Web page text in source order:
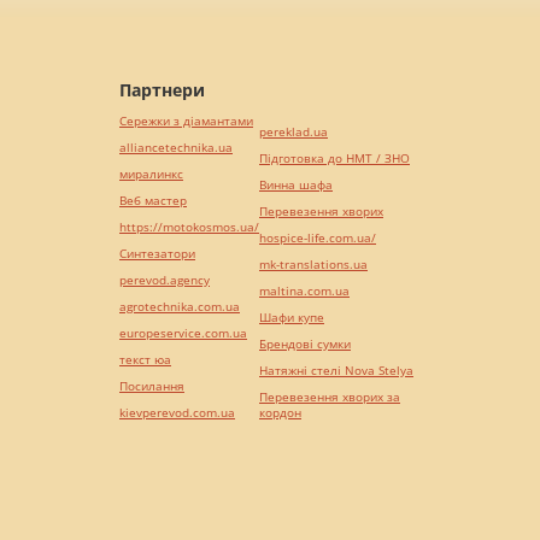
Партнери
Сережки з діамантами
alliancetechnika.ua
миралинкс
Веб мастер
https://motokosmos.ua/
Синтезатори
perevod.agency
agrotechnika.com.ua
europeservice.com.ua
текст юа
Посилання
kievperevod.com.ua
pereklad.ua
Підготовка до НМТ / ЗНО
Винна шафа
Перевезення хворих
hospice-life.com.ua/
mk-translations.ua
maltina.com.ua
Шафи купе
Брендові сумки
Натяжні стелі Nova Stelya
Перевезення хворих за
кордон